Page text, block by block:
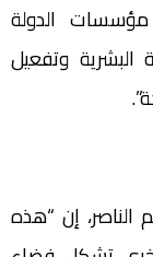
مؤسسات الدولة
البشرية وتفعيل
الناصر، إن “هذه